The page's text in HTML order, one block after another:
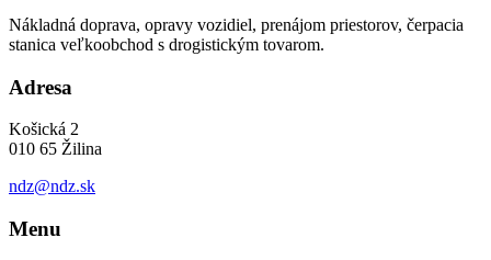
Nákladná doprava, opravy vozidiel, prenájom priestorov, čerpacia
stanica veľkoobchod s drogistickým tovarom.
Adresa
Košická 2
010 65 Žilina
ndz@ndz.sk
Menu